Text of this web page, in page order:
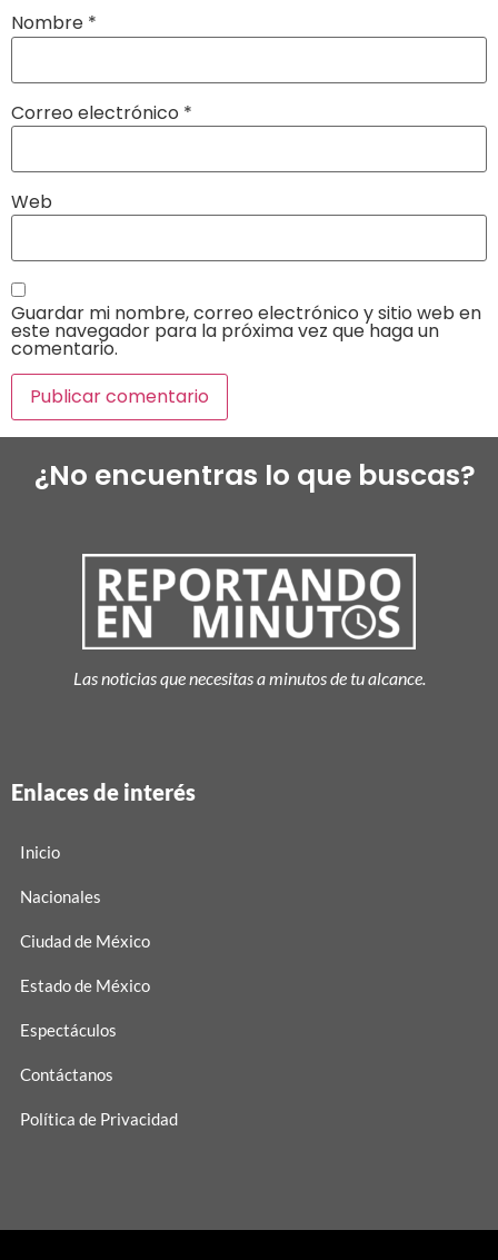
Nombre *
Correo electrónico *
Web
Guardar mi nombre, correo electrónico y sitio web en
este navegador para la próxima vez que haga un
comentario.
¿No encuentras lo que buscas?
Las noticias que necesitas a minutos de tu alcance.
Enlaces de interés
Inicio
Nacionales
Ciudad de México
Estado de México
Espectáculos
Contáctanos
Política de Privacidad